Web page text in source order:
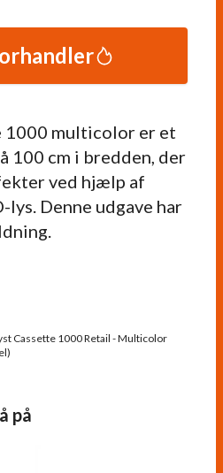
1000 multicolor er et
100 cm i bredden, der
ved hjælp af
lys. Denne udgave har
Cassette 1000 Retail - Multicolor
på